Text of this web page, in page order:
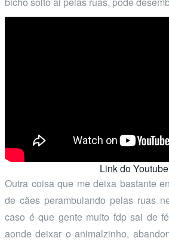
Link do Youtube
Outra coisa que me deixa bastante
de cães perambulando pelas ruas
caso é que gente muito fdp sai de
aonde deixar o animalzinho,